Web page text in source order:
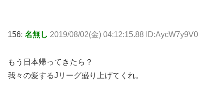
156: 名無し 2019/08/02(金) 04:12:15.88 ID:AycW7y9V0
もう日本帰ってきたら？
我々の愛するJリーグ盛り上げてくれ。